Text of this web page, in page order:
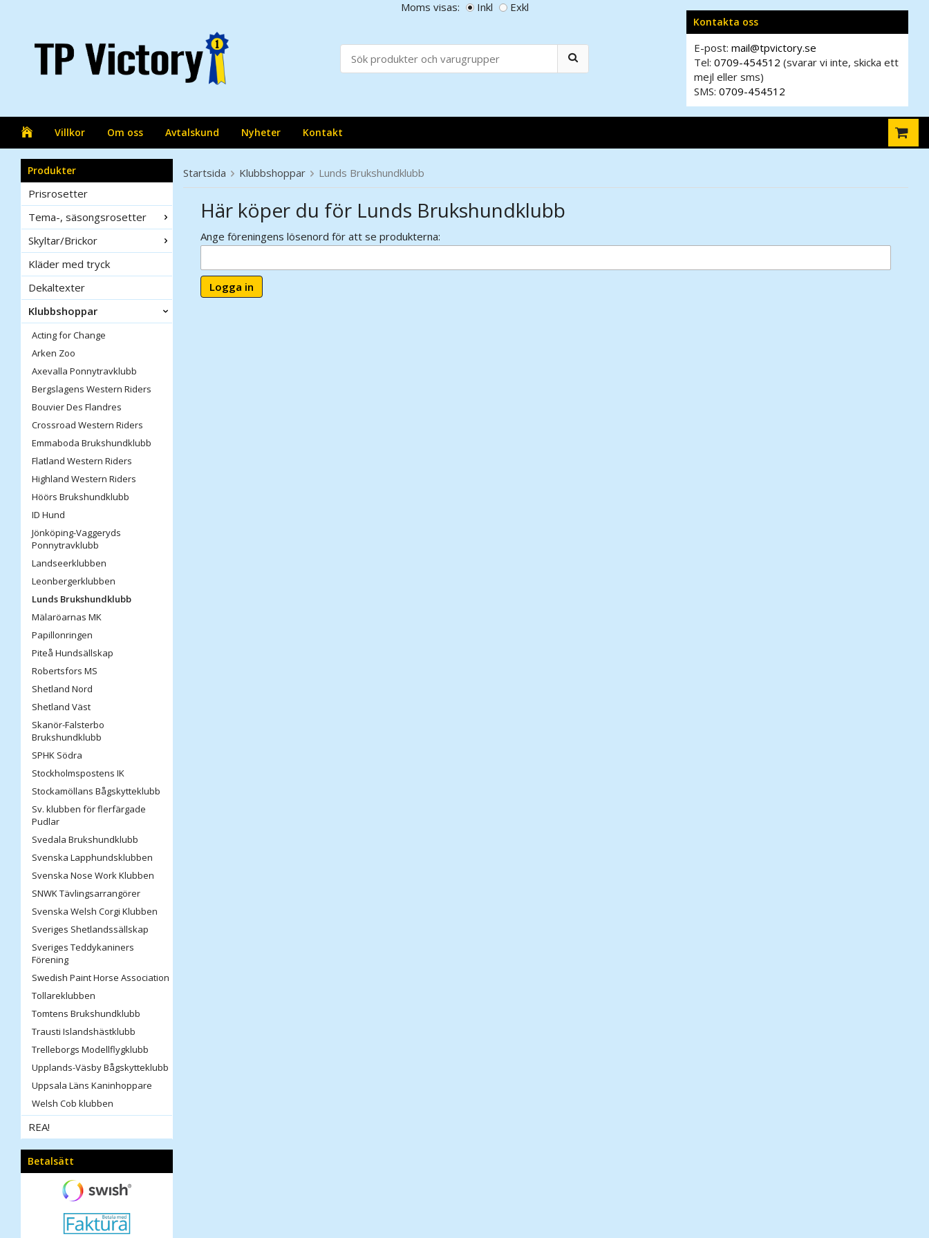
Kontakta oss
E-post: mail@tpvictory.se
Tel: 0709-454512 (svarar vi inte, skicka ett
mejl eller sms)
SMS: 0709-454512
Moms visas: Inkl Exkl
Villkor Om oss Avtalskund Nyheter Kontakt
Produkter
Prisrosetter
Tema-, säsongsrosetter
Skyltar/Brickor
Kläder med tryck
Dekaltexter
Klubbshoppar
Acting for Change
Arken Zoo
Axevalla Ponnytravklubb
Bergslagens Western Riders
Bouvier Des Flandres
Crossroad Western Riders
Emmaboda Brukshundklubb
Flatland Western Riders
Highland Western Riders
Höörs Brukshundklubb
ID Hund
Jönköping-Vaggeryds
Ponnytravklubb
Landseerklubben
Leonbergerklubben
Lunds Brukshundklubb
Mälaröarnas MK
Papillonringen
Piteå Hundsällskap
Robertsfors MS
Shetland Nord
Shetland Väst
Skanör-Falsterbo
Brukshundklubb
SPHK Södra
Stockholmspostens IK
Stockamöllans Bågskytteklubb
Sv. klubben för flerfärgade
Pudlar
Svedala Brukshundklubb
Svenska Lapphundsklubben
Svenska Nose Work Klubben
SNWK Tävlingsarrangörer
Svenska Welsh Corgi Klubben
Sveriges Shetlandssällskap
Sveriges Teddykaniners
Förening
Swedish Paint Horse Association
Tollareklubben
Tomtens Brukshundklubb
Trausti Islandshästklubb
Trelleborgs Modellflygklubb
Upplands-Väsby Bågskytteklubb
Uppsala Läns Kaninhoppare
Welsh Cob klubben
REA!
Betalsätt
Startsida Klubbshoppar Lunds Brukshundklubb
Här köper du för Lunds Brukshundklubb
Ange föreningens lösenord för att se produkterna:
Logga in